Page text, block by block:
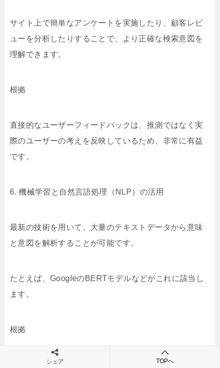
サイト上で簡単なアンケートを実施したり、顧客レビ
ューを分析したりすることで、より正確な検索意図を
理解できます。
根拠
直接的なユーザーフィードバックは、推測ではなく実
際のユーザーの考えを反映しているため、非常に有益
です。
6. 機械学習と自然言語処理（NLP）の活用
最新の技術を用いて、大量のテキストデータから意味
と意図を解析することが可能です。
たとえば、GoogleのBERTモデルなどがこれに該当し
ます。
根拠
NLP技術は、ユーザーの入力から複雑な意味合いを抽
シェア TOPへ